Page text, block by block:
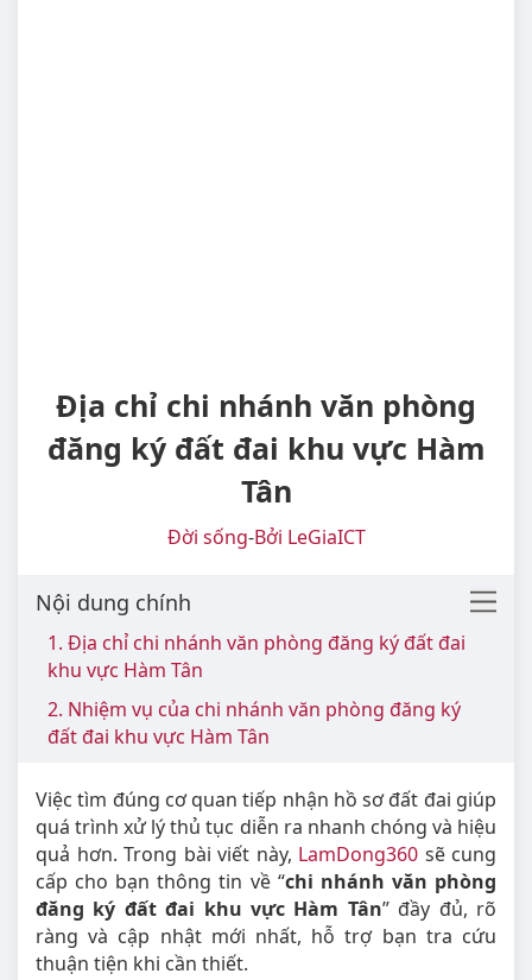
Địa chỉ chi nhánh văn phòng
đăng ký đất đai khu vực Hàm
Tân
Đời sống-Bởi LeGiaICT
Nội dung chính
1. Địa chỉ chi nhánh văn phòng đăng ký đất đai
khu vực Hàm Tân
2. Nhiệm vụ của chi nhánh văn phòng đăng ký
đất đai khu vực Hàm Tân
Việc tìm đúng cơ quan tiếp nhận hồ sơ đất đai giúp
quá trình xử lý thủ tục diễn ra nhanh chóng và hiệu
quả hơn. Trong bài viết này, LamDong360 sẽ cung
cấp cho bạn thông tin về “chi nhánh văn phòng
đăng ký đất đai khu vực Hàm Tân” đầy đủ, rõ
ràng và cập nhật mới nhất, hỗ trợ bạn tra cứu
thuận tiện khi cần thiết.